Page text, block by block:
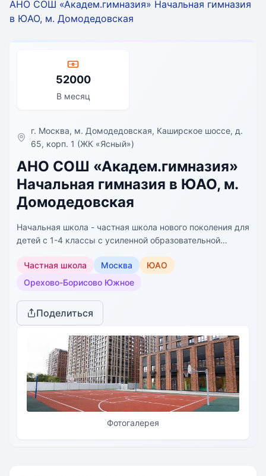
АНО СОШ «Академ.гимназия» Начальная гимназия
в ЮАО, м. Домодедовская
52000
В месяц
г. Москва, м. Домодедовская, Каширское шоссе, д.
65, корп. 1 (ЖК «Ясный»)
АНО СОШ «Академ.гимназия»
Начальная гимназия в ЮАО, м.
Домодедовская
Начальная школа - частная школа нового поколения для
детей с 1-4 классы с усиленной образовательной
углубленным изучением английского языка c 1-го
класса. Школа является составной частью системы
«Академическая гимназия»: Детский сад — Подготовка
к школе — Начальная школа — Средняя школа —
выбранный частная школа.
Частная школа Москва
ЮАО
Орехово-Борисово Южное
Поделиться
Фотогалерея